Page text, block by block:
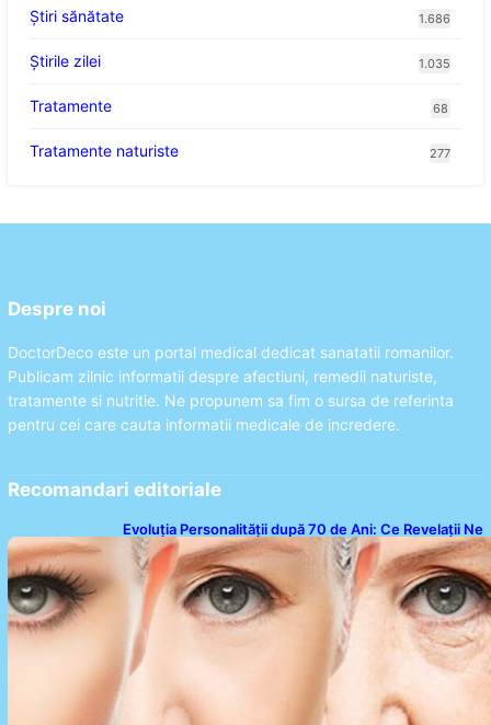
Ştiri sănătate 1.686
Știrile zilei 1.035
Tratamente 68
Tratamente naturiste 277
Despre noi
DoctorDeco este un portal medical dedicat sanatatii romanilor.
Publicam zilnic informatii despre afectiuni, remedii naturiste,
tratamente si nutritie. Ne propunem sa fim o sursa de referinta
pentru cei care cauta informatii medicale de incredere.
Recomandari editoriale
Evoluția Personalității după 70 de Ani: Ce Revelații Ne
Oferă Studiile Psihologice